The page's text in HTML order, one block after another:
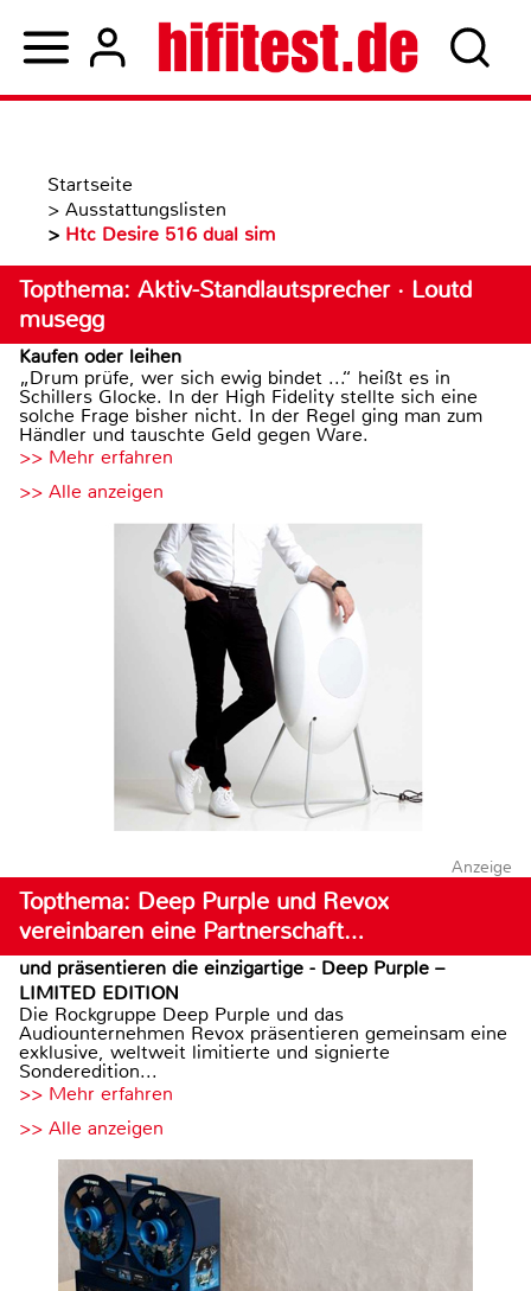
Startseite
> Ausstattungslisten
> Htc Desire 516 dual sim
Topthema: Aktiv-Standlautsprecher · Loutd
musegg
Kaufen oder leihen
„Drum prüfe, wer sich ewig bindet ...“ heißt es in
Schillers Glocke. In der High Fidelity stellte sich eine
solche Frage bisher nicht. In der Regel ging man zum
Händler und tauschte Geld gegen Ware.
>> Mehr erfahren
>> Alle anzeigen
Anzeige
Topthema: Deep Purple und Revox
vereinbaren eine Partnerschaft…
und präsentieren die einzigartige - Deep Purple –
LIMITED EDITION
Die Rockgruppe Deep Purple und das
Audiounternehmen Revox präsentieren gemeinsam eine
exklusive, weltweit limitierte und signierte
Sonderedition...
>> Mehr erfahren
>> Alle anzeigen